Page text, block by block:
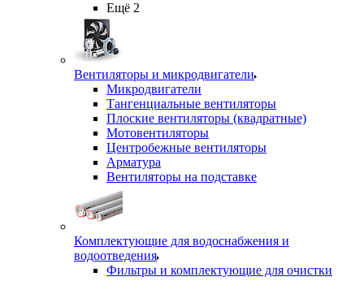
Ещё 2
Вентиляторы и микродвигатели
Микродвигатели
Тангенциальные вентиляторы
Плоские вентиляторы (квадратные)
Мотовентиляторы
Центробежные вентиляторы
Арматура
Вентиляторы на подставке
Комплектующие для водоснабжения и
водоотведения
Фильтры и комплектующие для очистки